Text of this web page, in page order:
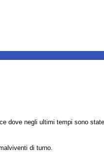
dove negli ultimi tempi sono
di turno.